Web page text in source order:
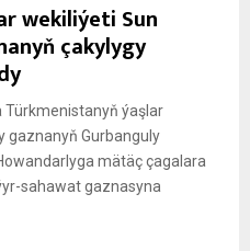
wekiliýeti Sun
çakylygy
Türkmenistanyň ýaşlar
gaznanyň Gurbanguly
mätäç çagalara
sahawat gaznasyna